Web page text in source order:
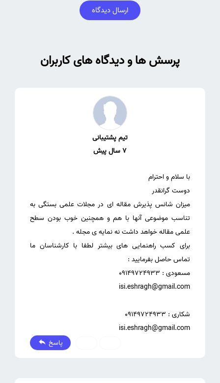
ارسال دیدگاه
پرسش ها و دیدگاه های کاربران
تیم پشتیبانی
7 سال پیش
میزان شانس پذیرش مقاله ای در مجلات علمی بستگی به
تناسب موضوعی آنها با هم و همچنین خوب بودن سطح
برای کسب راهنمایی های بیشتر لطفا با کارشناسان ما
isi.eshragh@gmail.com
پاسخ